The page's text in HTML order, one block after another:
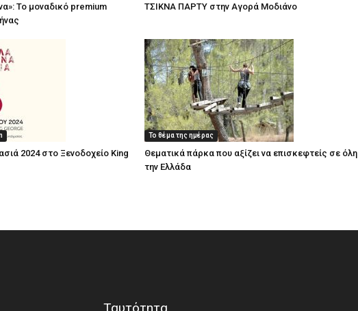
To μοναδικό premium
TΣΙΚΝΑ ΠΑΡΤΥ στην Αγορά Μοδιάνο
2024 στο Ξενοδοχείο King
Το θέμα της ημέρας
Θεματικά πάρκα που αξίζει να επισκεφτείς σε όλη
την Ελλάδα